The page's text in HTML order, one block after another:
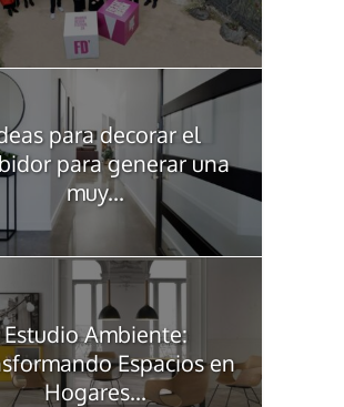
para decorar el
para generar una
muy...
Estudio Ambiente:
Espacios en
Hogares...